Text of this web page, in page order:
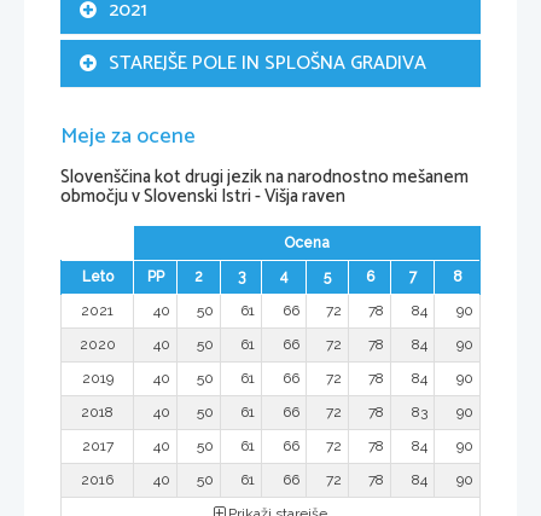
2021
STAREJŠE POLE IN SPLOŠNA GRADIVA
Meje za ocene
Slovenščina kot drugi jezik na narodnostno mešanem
območju v Slovenski Istri - Višja raven
Ocena
Leto
PP 2 3 4 5 6 7
8
2021
40 50 61 66 72 78 84
90
2020
40 50 61 66 72 78 84
90
2019
40 50 61 66 72 78 84
90
2018
40 50 61 66 72 78 83
90
2017
40 50 61 66 72 78 84
90
2016
40 50 61 66 72 78 84
90